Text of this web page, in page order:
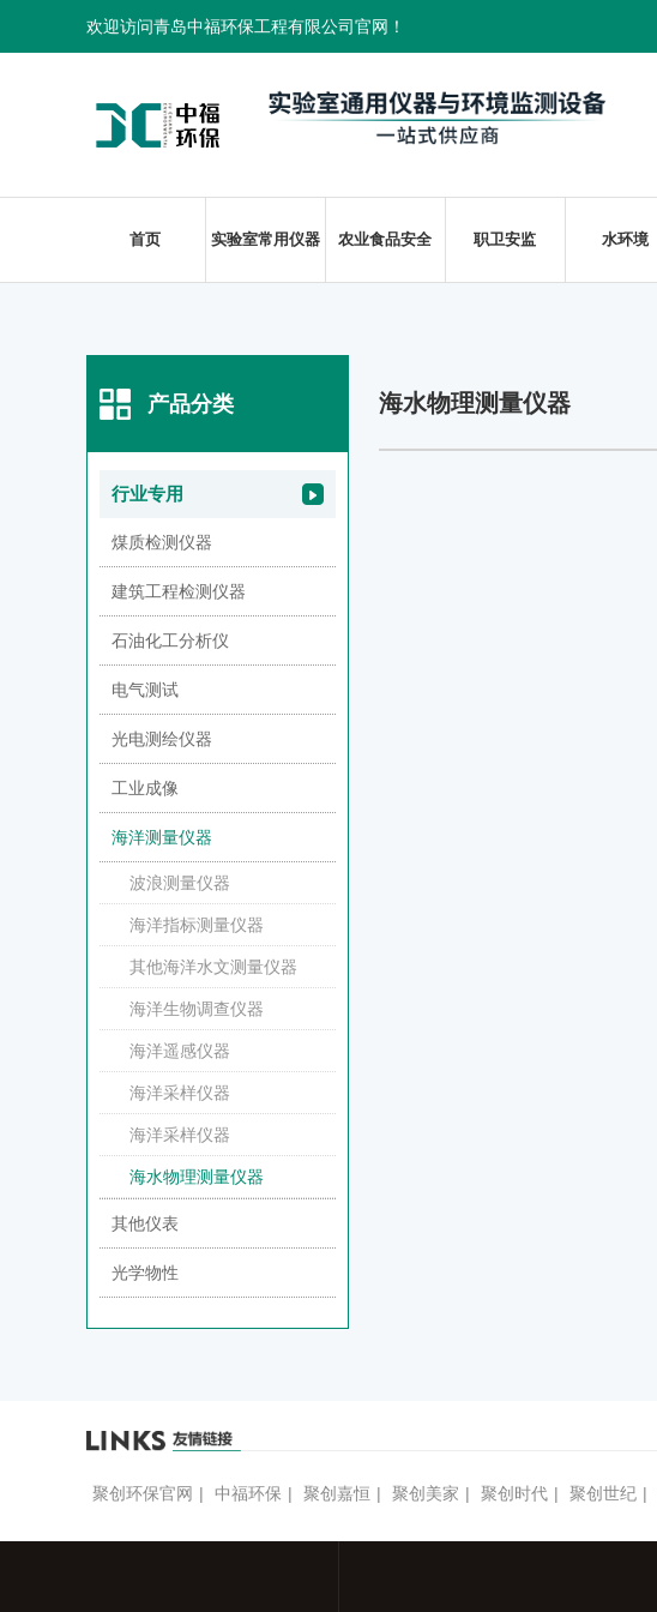
欢迎访问青岛中福环保工程有限公司官网！
首页 实验室常用仪器 农业食品安全 职卫安监 水环境
海水物理测量仪器
产品分类
行业专用
煤质检测仪器
建筑工程检测仪器
石油化工分析仪
电气测试
光电测绘仪器
工业成像
海洋测量仪器
波浪测量仪器
海洋指标测量仪器
其他海洋水文测量仪器
海洋生物调查仪器
海洋遥感仪器
海洋采样仪器
海洋采样仪器
海水物理测量仪器
其他仪表
光学物性
聚创环保官网 | 中福环保 | 聚创嘉恒 | 聚创美家 | 聚创时代 | 聚创世纪 |